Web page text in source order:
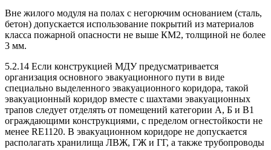
Вне жилого модуля на полах с негорючим основанием (сталь,
бетон) допускается использование покрытий из материалов
класса пожарной опасности не выше КМ2, толщиной не более
3 мм.
5.2.14 Если конструкцией МДУ предусматривается
организация основного эвакуационного пути в виде
специально выделенного эвакуационного коридора, такой
эвакуационный коридор вместе с шахтами эвакуационных
трапов следует отделять от помещений категории А, Б и В1
ограждающими конструкциями, с пределом огнестойкости не
менее RE1120. В эвакуационном коридоре не допускается
располагать хранилища ЛВЖ, ГЖ и ГГ, а также трубопроводы